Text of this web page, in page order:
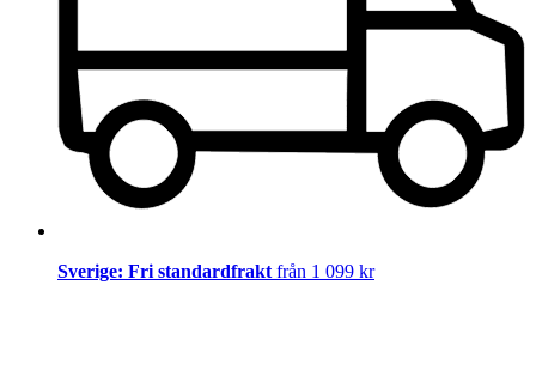
Sverige: Fri standardfrakt från 1 099 kr